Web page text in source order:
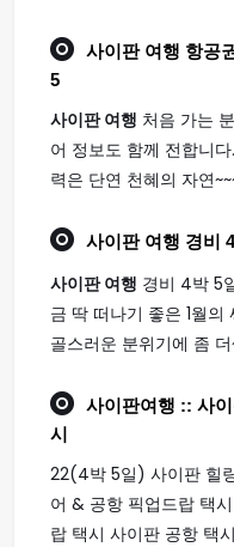
사이판 여행 항공
5
사이판 여행 처음 가는
어 정보도 함께 전합니다.
력은 단연 천혜의 자연
사이판 여행 경비
사이판 여행 경비 4박 5
금 딱 떠나기 좋은 1월
골스러운 분위기에 좀 더
사이판여행 :: 사
시
22(4박 5일) 사이판 힐
어 & 공항 픽업드랍 택
랍 택시 사이판 공항 택